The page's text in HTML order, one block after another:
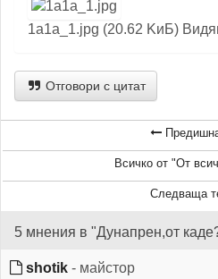
1a1a_1.jpg (20.62 KиБ)
Отговори с цитат
Всичко от "От
Следваща
5 мнения в "Дунапрен,от
shotik - майстор